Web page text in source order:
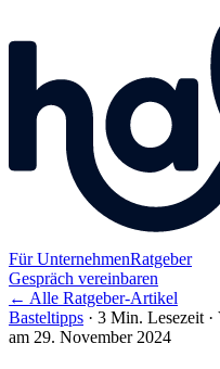
Für UnternehmenRatgeber
Gespräch vereinbaren
← Alle Ratgeber-Artikel
Basteltipps · 3 Min. Lesezeit ·
am 29. November 2024